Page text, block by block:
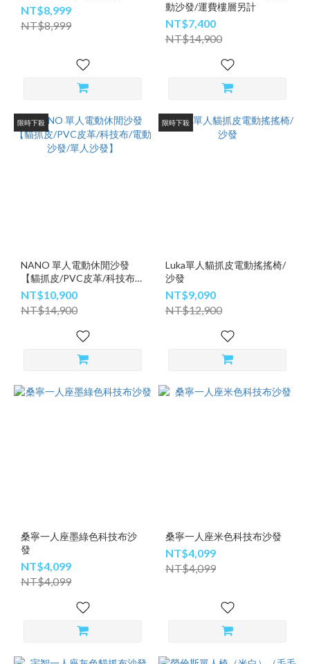
NT$8,999
NT$8,999
動沙發/運費樓層另計
NT$7,400
NT$14,900
限時下殺
NANO 單人電動休閒沙發
【貓抓皮/PVC皮革/科技布/
電動沙發/單人沙發】
NT$10,900
NT$14,900
限時下殺
Luka單人貓抓皮電動搖搖椅/
沙發
NT$9,090
NT$12,900
桑寧一人座墨綠色科技布沙
發
NT$4,099
NT$4,099
桑寧一人座米色科技布沙發
NT$4,099
NT$4,099